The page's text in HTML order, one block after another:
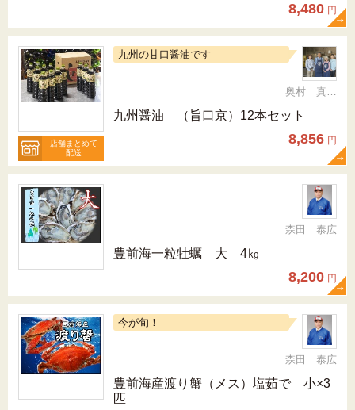
8,480 円
店舗まとめて
配送
九州の甘口醤油です
奥村 真（ちか）
九州醤油 （旨口京）12本セット
8,856 円
森田 泰広
豊前海一粒牡蠣 大 4㎏
8,200 円
今が旬！
森田 泰広
豊前海産渡り蟹（メス）塩茹で 小×3
匹